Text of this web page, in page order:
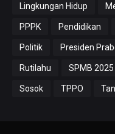
Lingkungan Hidup
PPPK Pendidikan
Politik Presiden
Rutilahu SPMB 2025
Sosok TPPO